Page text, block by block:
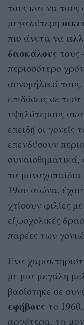
τους και να τους
μεγαλύτερη
πιο άνετα να
δασκάλους τους
περισσότερο
συνομήλικά
επιδόσεις σε
υψηλότερους
επειδή οι
επενδύσουν
τα
19ου αιώνα,
χτίσουν φιλίες
εξωσχολικές
παρέες των
Ένα
με μια μεγάλη
βασίστηκε σε
εφήβους το
αργότερα, τα